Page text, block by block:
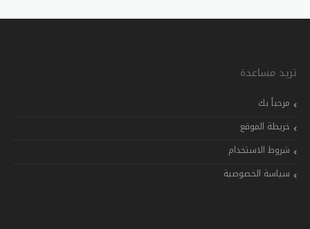
تريد مساعدة
مرحباً بك
خريطة الموقع
شروط الاستخدام
سياسة الخصوصية